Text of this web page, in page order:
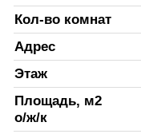
Кол-во комнат
Адрес
Этаж
Площадь, м2
о/ж/к